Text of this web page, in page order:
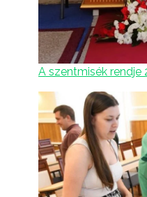
A szentmisék rendje